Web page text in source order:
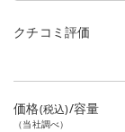
クチコミ評価
価格(税込)/容量
（当社調べ）